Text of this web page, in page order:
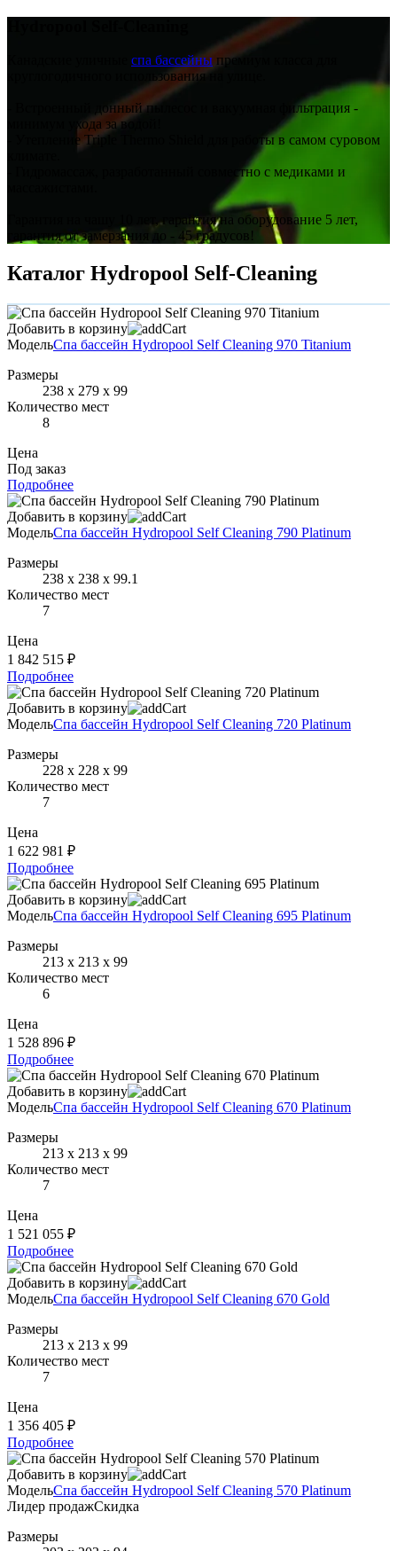
спа бассейны премиум класса для
круглогодичного использования на улице.
- Встроенный донный пылесос и вакуумная фильтрация -
минимум ухода за водой!
- Утепление Triple Thermo Shield для работы в самом суровом
- Гидромассаж, разработанный совместно с медиками и
Гарантия на чашу 10 лет, гарантия на оборудование 5 лет,
гарантия от замерзания до - 45 градусов!
Каталог Hydropool Self-Сleaning
Добавить в корзину
МодельСпа бассейн Hydropool Self Cleaning 970 Titanium
Размеры
238 х 279 х 99
Количество мест
8
Цена
Под заказ
Подробнее
Добавить в корзину
МодельСпа бассейн Hydropool Self Cleaning 790 Platinum
Размеры
238 х 238 х 99.1
Количество мест
7
Цена
1 842 515 ₽
Подробнее
Добавить в корзину
МодельСпа бассейн Hydropool Self Cleaning 720 Platinum
Размеры
228 х 228 х 99
Количество мест
7
Цена
1 622 981 ₽
Подробнее
Добавить в корзину
МодельСпа бассейн Hydropool Self Cleaning 695 Platinum
Размеры
213 х 213 х 99
Количество мест
6
Цена
1 528 896 ₽
Подробнее
Добавить в корзину
МодельСпа бассейн Hydropool Self Cleaning 670 Platinum
Размеры
213 х 213 х 99
Количество мест
7
Цена
1 521 055 ₽
Подробнее
Добавить в корзину
МодельСпа бассейн Hydropool Self Cleaning 670 Gold
Размеры
213 х 213 х 99
Количество мест
7
Цена
1 356 405 ₽
Подробнее
Добавить в корзину
МодельСпа бассейн Hydropool Self Cleaning 570 Platinum
Лидер продажСкидка
Размеры